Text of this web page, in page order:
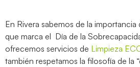
En Rivera sabemos de la importancia
que marca el Día de la
ofrecemos servicios de Limpieza
también respetamos la filosofía de la